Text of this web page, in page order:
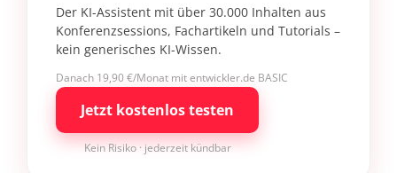
Der KI-Assistent mit über 30.000 Inhalten aus
Konferenzsessions, Fachartikeln und Tutorials –
kein generisches KI-Wissen.
Danach 19,90 €/Monat mit entwickler.de BASIC
Jetzt kostenlos testen
Kein Risiko · jederzeit kündbar